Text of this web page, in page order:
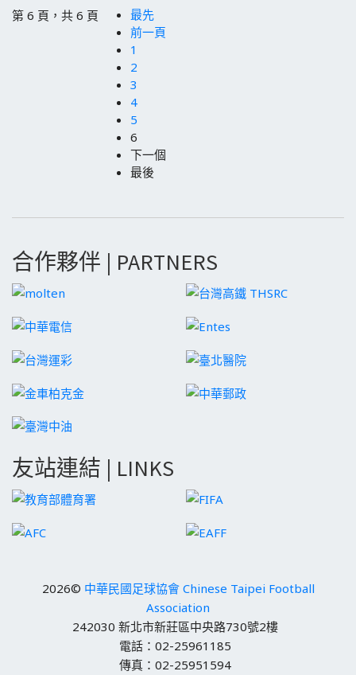
第 6 頁，共 6 頁
最先
前一頁
1
2
3
4
5
6
下一個
最後
合作夥伴 | PARTNERS
友站連結 | LINKS
2026© 中華民國足球協會 Chinese Taipei Football
Association
242030 新北市新莊區中央路730號2樓
電話：02-25961185
傳真：02-25951594